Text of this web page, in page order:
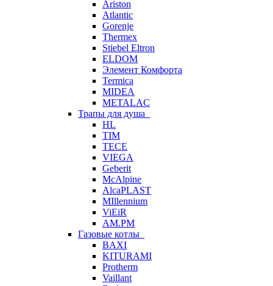
Ariston
Atlantic
Gorenje
Thermex
Stiebel Eltron
ELDOM
Элемент Комфорта
Termica
MIDEA
METALAC
Трапы для душа
HL
TIM
TECE
VIEGA
Geberit
McAlpine
AlcaPLAST
MIllennium
ViEiR
AM.PM
Газовые котлы
BAXI
KITURAMI
Protherm
Vaillant